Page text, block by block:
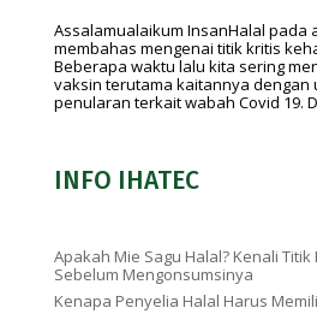
Assalamualaikum InsanHalal pada
membahas mengenai titik kritis
Beberapa waktu lalu kita sering
vaksin terutama kaitannya dengan
penularan terkait wabah Covid 19.
INFO IHATEC
Apakah Mie Sagu Halal? Kenali
Sebelum Mengonsumsinya
Kenapa Penyelia Halal Harus